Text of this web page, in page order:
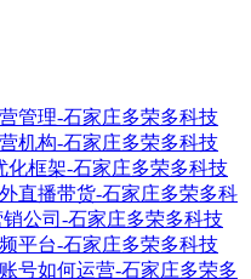
管理-石家庄多荣多科技
机构-石家庄多荣多科技
框架-石家庄多荣多科技
直播带货-石家庄多荣多科
公司-石家庄多荣多科技
平台-石家庄多荣多科技
号如何运营-石家庄多荣多